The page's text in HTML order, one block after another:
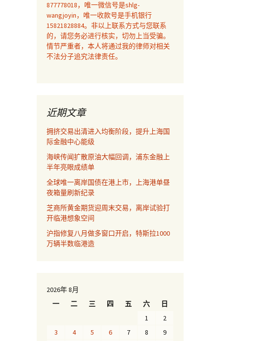
877778018，唯一微信号是shlg-
wangjoyin，唯一收款号是手机银行
15821828884。非以上联系方式与您联系
的，请您务必进行核实，切勿上当受骗。
情节严重者，本人将通过我的律师对相关
不法分子追究法律责任。
近期文章
拥挤交易出清进入均衡阶段，提升上海国
际金融中心能级
海峡传闻扩散原油大幅回调，浦东金融上
半年亮眼成绩单
全球唯一离岸国债在港上市，上海港单昼
夜箱量刷新纪录
芝商所黄金期货迎周末交易，离岸试验打
开临港想象空间
沪指修复八月做多窗口开启，特斯拉1000
万辆半数临港造
2026年 8月
一
二 三 四 五 六
日
1
2
3
4 5 6 7 8
9